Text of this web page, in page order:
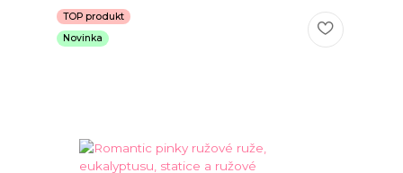
TOP produkt
Novinka